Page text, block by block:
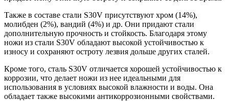
Также в составе стали S30V присутствуют хром (14%),
молибден (2%), вандий (4%) и др. Они придают стали
дополнительную прочность и стойкость. Благодаря этому
ножи из стали S30V обладают высокой устойчивостью к
износу и сохраняют остроту лезвия дольше других сталей.
Кроме того, сталь S30V отличается хорошей устойчивостью к
коррозии, что делает ножи из нее идеальными для
использования в условиях высокой влажности и воды. Она
обладает также высокими антикоррозионными свойствами.